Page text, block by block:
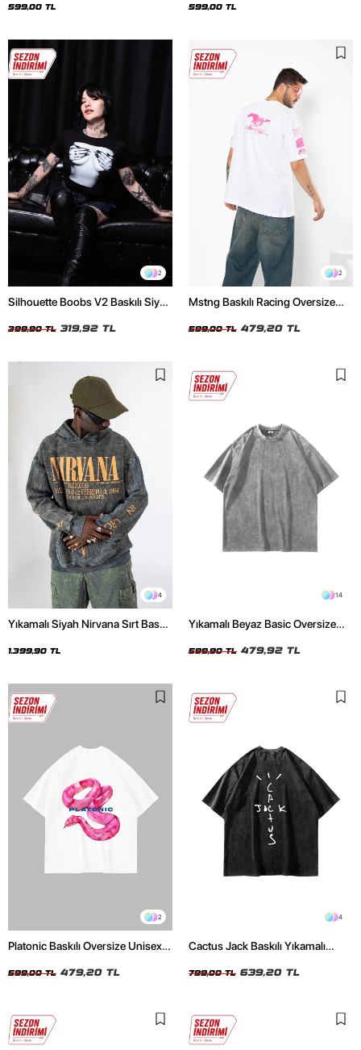
599,00 TL 599,00 TL
2
Silhouette Boobs V2 Baskılı Siyah
399,90 TL 319,92 TL
2
Mstng Baskılı Racing Oversize
599,00 TL 479,20 TL
4
Yıkamalı Siyah Nirvana Sırt Baskılı
1.399,90 TL
14
Yıkamalı Beyaz Basic Oversize
599,90 TL 479,92 TL
2
Platonic Baskılı Oversize Unisex
599,00 TL 479,20 TL
4
Cactus Jack Baskılı Yıkamalı
799,00 TL 639,20 TL